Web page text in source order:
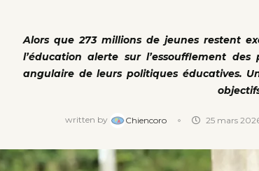
Alors que 273 millions de jeunes restent
l’éducation alerte sur l’essoufflement
angulaire de leurs politiques éducatives.
written by Chiencoro 25 mars